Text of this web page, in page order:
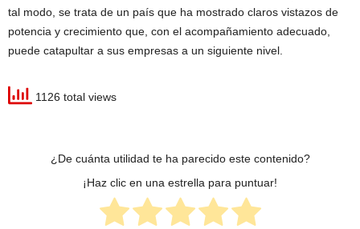
tal modo, se trata de un país que ha mostrado claros vistazos de
potencia y crecimiento que, con el acompañamiento adecuado,
puede catapultar a sus empresas a un siguiente nivel.
1126 total views
¿De cuánta utilidad te ha parecido este contenido?
¡Haz clic en una estrella para puntuar!